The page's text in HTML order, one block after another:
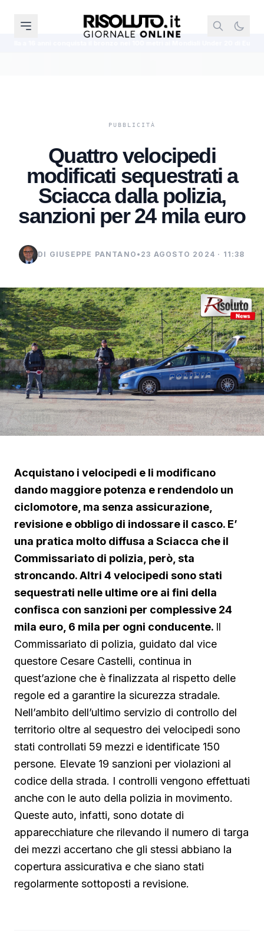
Quattro velocipedi
modificati sequestrati a
Sciacca dalla polizia,
sanzioni per 24 mila euro
DI GIUSEPPE PANTANO • 23 AGOSTO 2024 · 11:38
Acquistano i velocipedi e li modificano
dando maggiore potenza e rendendolo un
ciclomotore, ma senza assicurazione,
revisione e obbligo di indossare il casco. E’
una pratica molto diffusa a Sciacca che il
Commissariato di polizia, però, sta
stroncando. Altri 4 velocipedi sono stati
sequestrati nelle ultime ore ai fini della
confisca con sanzioni per complessive 24
mila euro, 6 mila per ogni conducente. Il
Commissariato di polizia, guidato dal vice
questore Cesare Castelli, continua in
quest’azione che è finalizzata al rispetto delle
regole ed a garantire la sicurezza stradale.
Nell’ambito dell’ultimo servizio di controllo del
territorio oltre al sequestro dei velocipedi sono
stati controllati 59 mezzi e identificate 150
persone. Elevate 19 sanzioni per violazioni al
codice della strada. I controlli vengono effettuati
anche con le auto della polizia in movimento.
Queste auto, infatti, sono dotate di
apparecchiature che rilevando il numero di targa
dei mezzi accertano che gli stessi abbiano la
copertura assicurativa e che siano stati
regolarmente sottoposti a revisione.